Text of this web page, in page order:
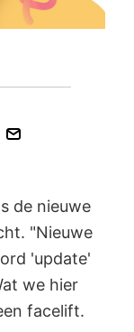
de nieuwe
"Nieuwe
'update'
we hier
facelift.